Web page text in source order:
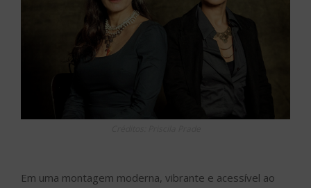
Em uma montagem moderna, vibrante e acessível ao